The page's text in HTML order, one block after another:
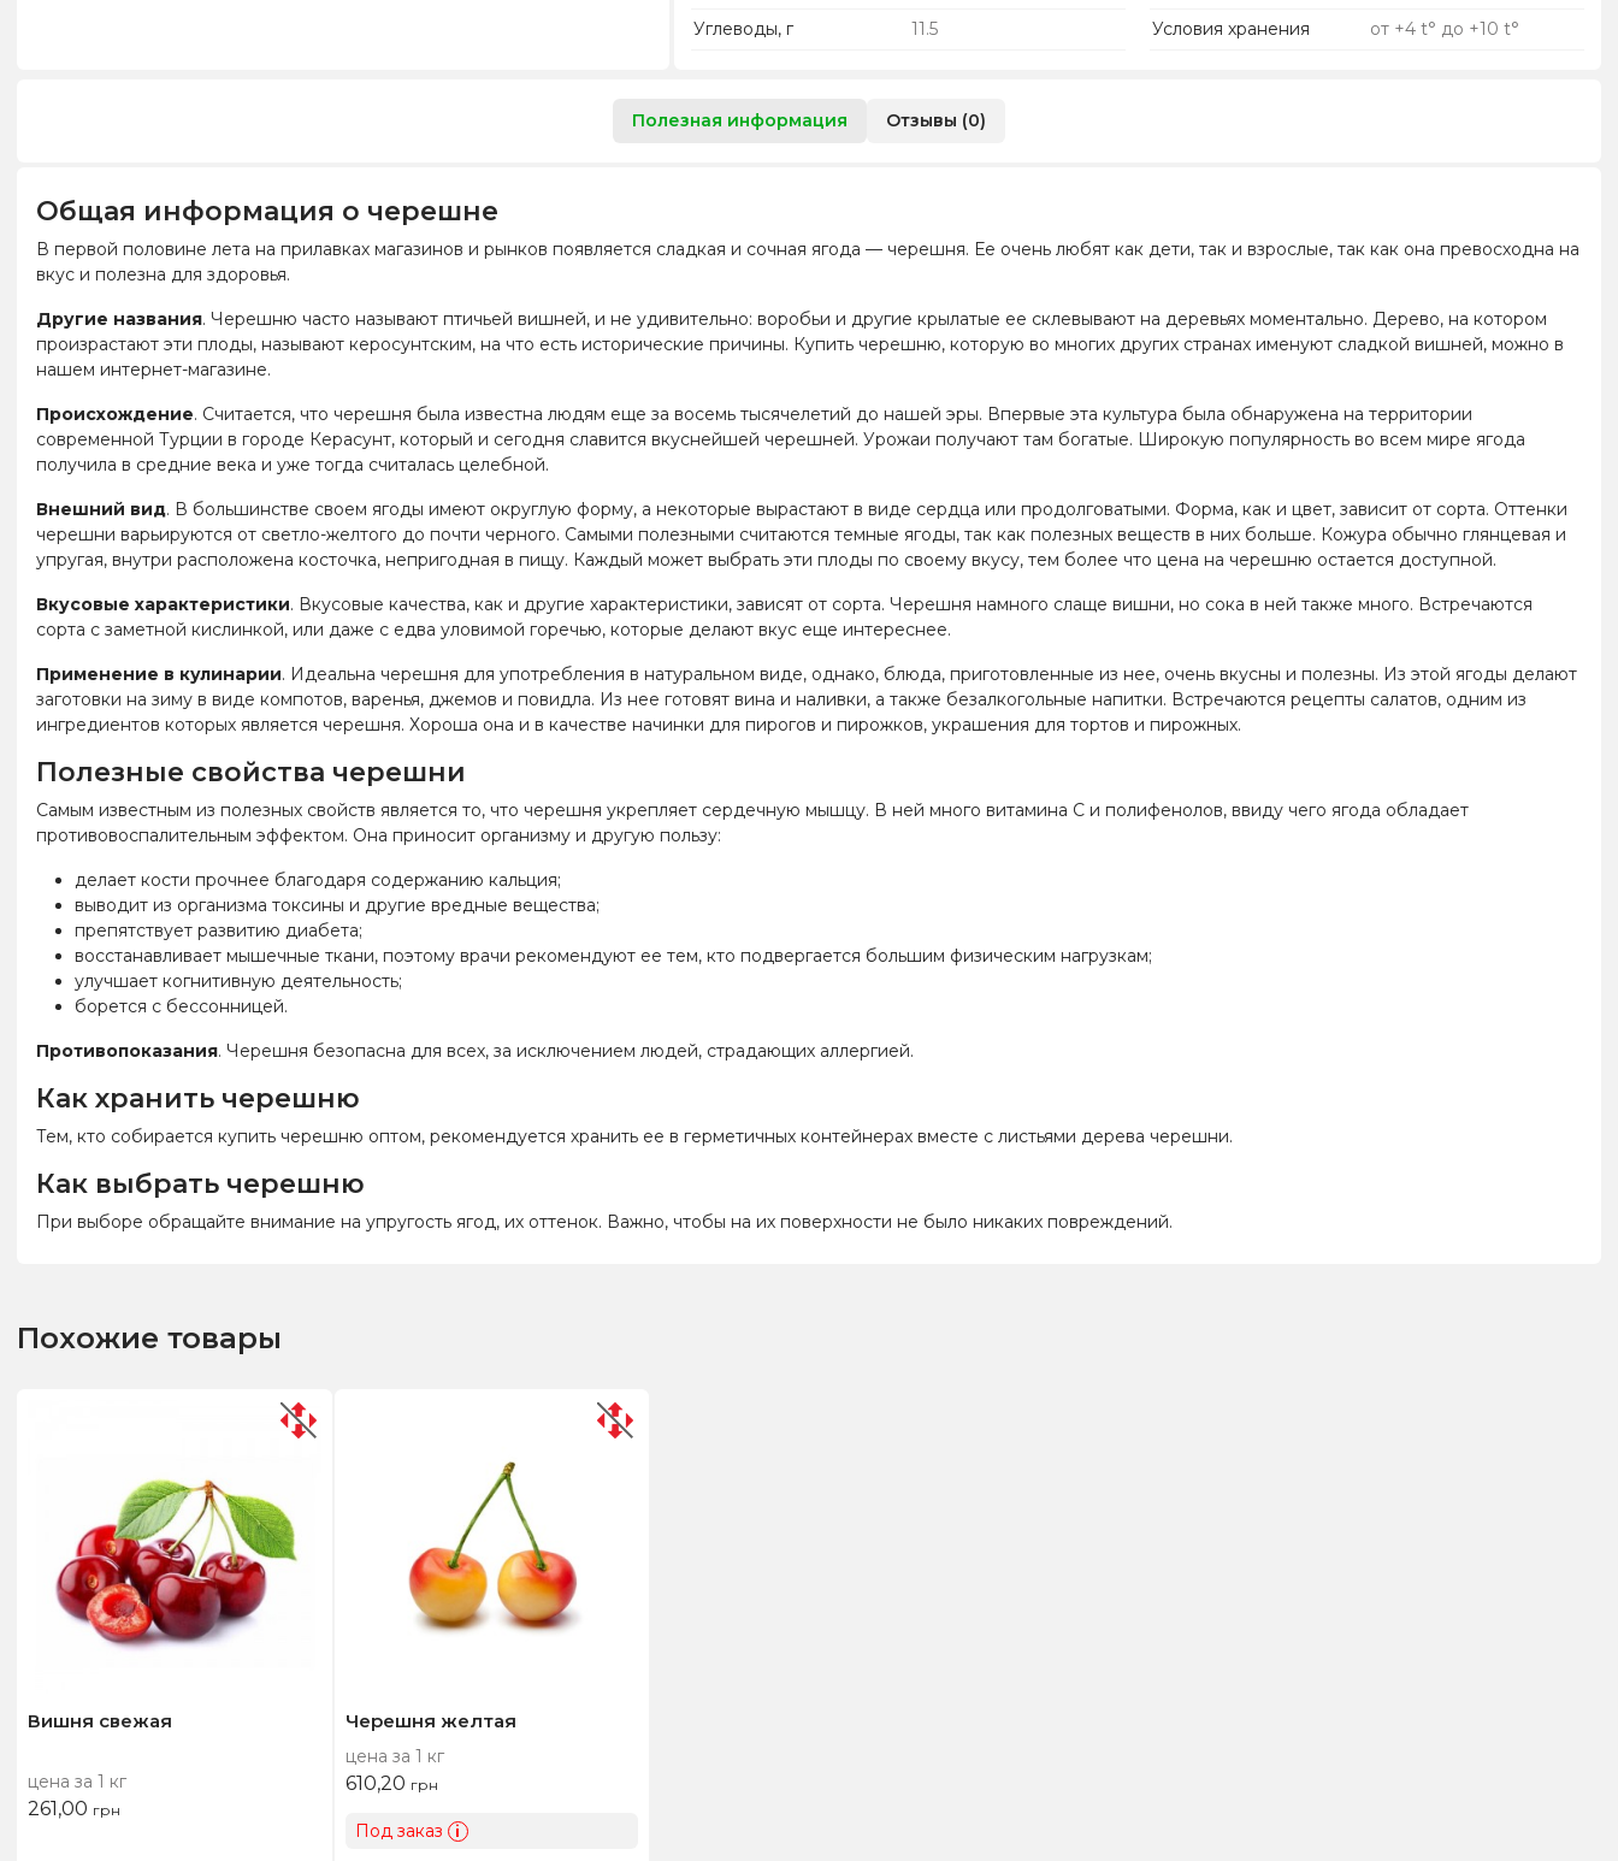
Углеводы, г
11.5 Условия хранения от +4 t° до +10 t°
Полезная информация Отзывы (0)
Общая информация о черешне
В первой половине лета на прилавках магазинов и рынков появляется сладкая и сочная ягода — черешня. Ее очень любят как дети, так и взрослые, так как она превосходна на
вкус и полезна для здоровья.
Другие названия. Черешню часто называют птичьей вишней, и не удивительно: воробьи и другие крылатые ее склевывают на деревьях моментально. Дерево, на котором
произрастают эти плоды, называют керосунтским, на что есть исторические причины. Купить черешню, которую во многих других странах именуют сладкой вишней, можно в
нашем интернет-магазине.
Происхождение. Считается, что черешня была известна людям еще за восемь тысячелетий до нашей эры. Впервые эта культура была обнаружена на территории
современной Турции в городе Керасунт, который и сегодня славится вкуснейшей черешней. Урожаи получают там богатые. Широкую популярность во всем мире ягода
получила в средние века и уже тогда считалась целебной.
Внешний вид. В большинстве своем ягоды имеют округлую форму, а некоторые вырастают в виде сердца или продолговатыми. Форма, как и цвет, зависит от сорта. Оттенки
черешни варьируются от светло-желтого до почти черного. Самыми полезными считаются темные ягоды, так как полезных веществ в них больше. Кожура обычно глянцевая и
упругая, внутри расположена косточка, непригодная в пищу. Каждый может выбрать эти плоды по своему вкусу, тем более что цена на черешню остается доступной.
Вкусовые характеристики. Вкусовые качества, как и другие характеристики, зависят от сорта. Черешня намного слаще вишни, но сока в ней также много. Встречаются
сорта с заметной кислинкой, или даже с едва уловимой горечью, которые делают вкус еще интереснее.
Применение в кулинарии. Идеальна черешня для употребления в натуральном виде, однако, блюда, приготовленные из нее, очень вкусны и полезны. Из этой ягоды делают
заготовки на зиму в виде компотов, варенья, джемов и повидла. Из нее готовят вина и наливки, а также безалкогольные напитки. Встречаются рецепты салатов, одним из
ингредиентов которых является черешня. Хороша она и в качестве начинки для пирогов и пирожков, украшения для тортов и пирожных.
Полезные свойства черешни
Самым известным из полезных свойств является то, что черешня укрепляет сердечную мышцу. В ней много витамина С и полифенолов, ввиду чего ягода обладает
противовоспалительным эффектом. Она приносит организму и другую пользу:
делает кости прочнее благодаря содержанию кальция;
выводит из организма токсины и другие вредные вещества;
препятствует развитию диабета;
восстанавливает мышечные ткани, поэтому врачи рекомендуют ее тем, кто подвергается большим физическим нагрузкам;
улучшает когнитивную деятельность;
борется с бессонницей.
Противопоказания. Черешня безопасна для всех, за исключением людей, страдающих аллергией.
Как хранить черешню
Тем, кто собирается купить черешню оптом, рекомендуется хранить ее в герметичных контейнерах вместе с листьями дерева черешни.
Как выбрать черешню
При выборе обращайте внимание на упругость ягод, их оттенок. Важно, чтобы на их поверхности не было никаких повреждений.
Похожие товары
Вишня свежая
цена за 1 кг
261,00 грн
Черешня желтая
цена за 1 кг
610,20 грн
Под заказ i